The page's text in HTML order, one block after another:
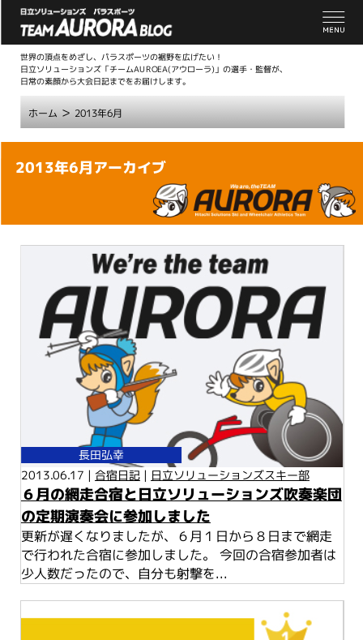
世界の頂点をめざし、パラスポーツの裾野を広げたい！
日立ソリューションズ「チームAUROEA(アウローラ)」の選手・監督が、
日常の素顔から大会日記までをお届けします。
ホーム > 2013年6月
本
2013年6月アーカイブ
長田弘幸
2013.06.17 | 合宿日記| 日立ソリューションズスキー部
６月の網走合宿と日立ソリューションズ吹奏楽団
の定期演奏会に参加しました
更新が遅くなりましたが、６月１日から８日まで網走
で行われた合宿に参加しました。 今回の合宿参加者は
少人数だったので、自分も射撃を...